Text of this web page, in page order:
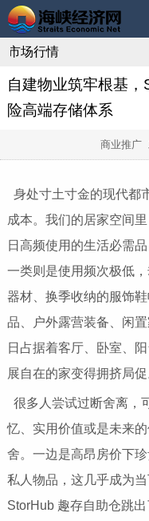
市场行情
自建物业筑牢根基
险高端存储体系
商业推广
身处寸土寸金的现代都
成本。我们的居家空间
日高频使用的生活必需
一类则是使用频次极低
器材、换季收纳的服饰
品、户外露营装备、闲
日占据着客厅、卧室、
展自在的家变得拥挤局促
很多人尝试过断舍离，
忆、实用价值或是未来
舍。一边是高昂房价下
私人物品，这几乎成为
StorHub 趣存自助仓跳